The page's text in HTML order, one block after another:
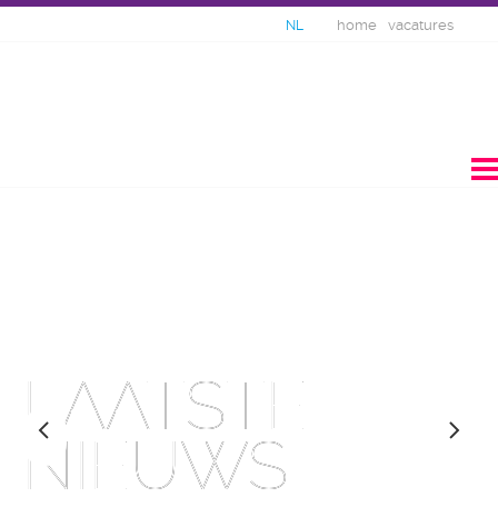
NL home vacatures
LAATSTE
NIEUWS
LAATSTE
NIEUWS
LAATSTE
NIEUWS